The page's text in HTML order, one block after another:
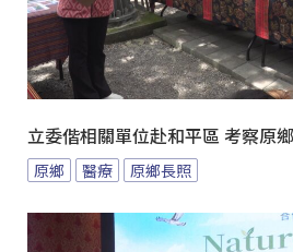
立委偕相關單位赴和平區 考察原
原鄉 醫療 原鄉長照